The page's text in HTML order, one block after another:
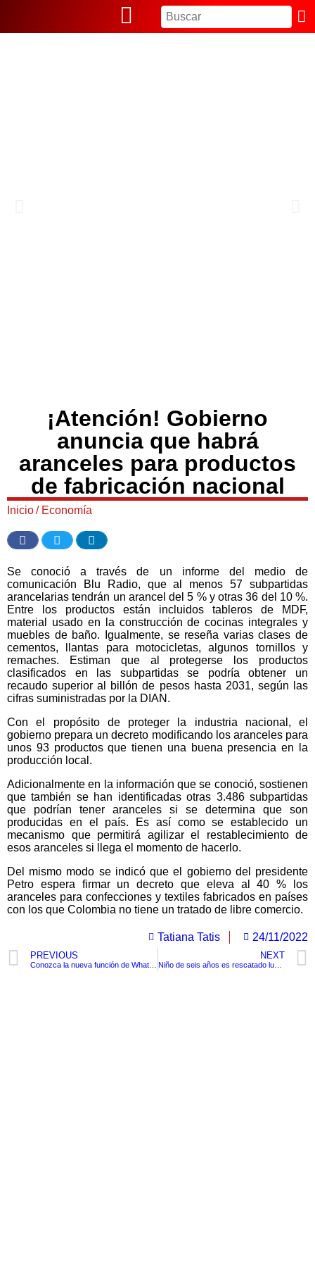
¡Atención! Gobierno
anuncia que habrá
aranceles para productos
de fabricación nacional
Inicio/ Economía
Se conoció a través de un informe del medio de
comunicación Blu Radio, que al menos 57 subpartidas
arancelarias tendrán un arancel del 5 % y otras 36 del 10 %.
Entre los productos están incluidos tableros de MDF,
material usado en la construcción de cocinas integrales y
muebles de baño. Igualmente, se reseña varias clases de
cementos, llantas para motocicletas, algunos tornillos y
remaches. Estiman que al protegerse los productos
clasificados en las subpartidas se podría obtener un
recaudo superior al billón de pesos hasta 2031, según las
cifras suministradas por la DIAN.
Con el propósito de proteger la industria nacional, el
gobierno prepara un decreto modificando los aranceles para
unos 93 productos que tienen una buena presencia en la
producción local.
Adicionalmente en la información que se conoció, sostienen
que también se han identificadas otras 3.486 subpartidas
que podrían tener aranceles si se determina que son
producidas en el país. Es así como se establecido un
mecanismo que permitirá agilizar el restablecimiento de
esos aranceles si llega el momento de hacerlo.
Del mismo modo se indicó que el gobierno del presidente
Petro espera firmar un decreto que eleva al 40 % los
aranceles para confecciones y textiles fabricados en países
con los que Colombia no tiene un tratado de libre comercio.
Tatiana Tatis 24/11/2022
PREVIOUS NEXT
Niño de seis años es rescatado luego de estar atrapado en escombros por dos días debido a un sismo en Indonesia